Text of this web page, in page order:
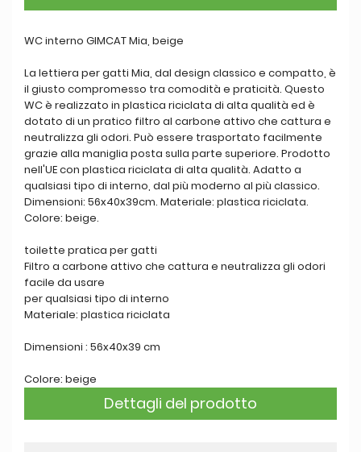
WC interno GIMCAT Mia, beige
La lettiera per gatti Mia, dal design classico e compatto, è
il giusto compromesso tra comodità e praticità. Questo
WC è realizzato in plastica riciclata di alta qualità ed è
dotato di un pratico filtro al carbone attivo che cattura e
neutralizza gli odori. Può essere trasportato facilmente
grazie alla maniglia posta sulla parte superiore. Prodotto
nell'UE con plastica riciclata di alta qualità. Adatto a
qualsiasi tipo di interno, dal più moderno al più classico.
Dimensioni: 56x40x39cm. Materiale: plastica riciclata.
Colore: beige.
toilette pratica per gatti
Filtro a carbone attivo che cattura e neutralizza gli odori
facile da usare
per qualsiasi tipo di interno
Materiale: plastica riciclata
Dimensioni : 56x40x39 cm
Colore: beige
Dettagli del prodotto